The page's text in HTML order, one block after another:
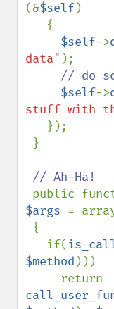
(&$self)
$self->
data" );
// do
$self->
stuff with
// Ah-Ha!
public
$args =
   if(
$method )))